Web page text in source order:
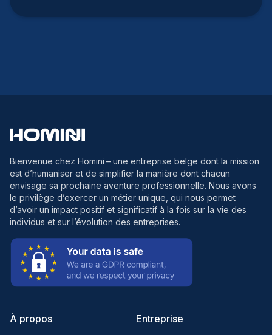
Bienvenue chez Homini – une entreprise belge dont la mission
est d’humaniser et de simplifier la manière dont chacun
envisage sa prochaine aventure professionnelle. Nous avons
le privilège d’exercer un métier unique, qui nous permet
d’avoir un impact positif et significatif à la fois sur la vie des
individus et sur l’évolution des entreprises.
À propos Entreprise